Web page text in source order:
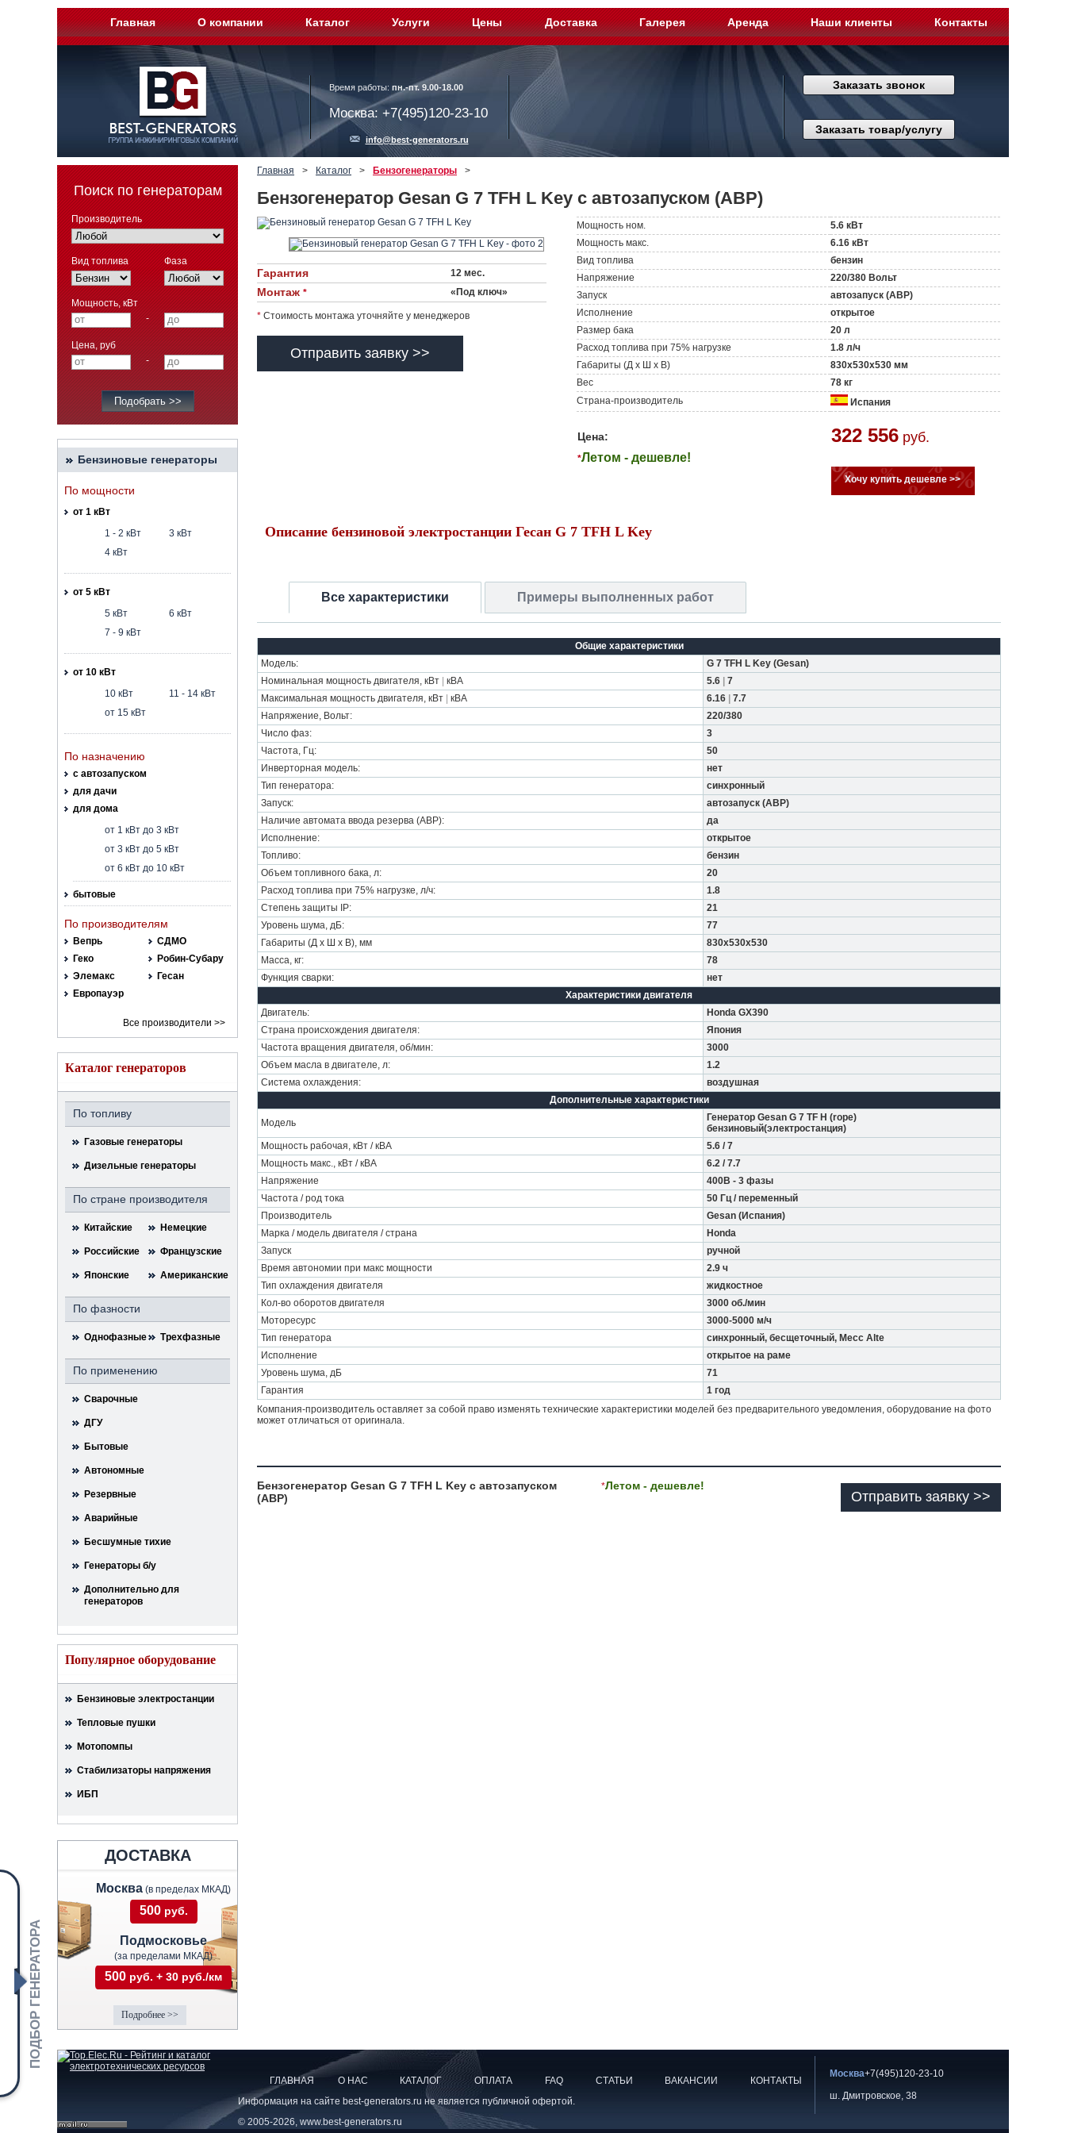
Главная О компании Каталог Услуги Цены Доставка Галерея Аренда Наши клиенты Контакты
Время работы: пн.-пт. 9.00-18.00
Москва: +7(495)120-23-10
info@best-generators.ru
Заказать звонок
Заказать товар/услугу
Поиск по генераторам
Производитель
Вид топлива Фаза
Мощность, кВт
-
Цена, руб
-
Бензиновые генераторы
По мощности
от 1 кВт
1 - 2 кВт
3 кВт
4 кВт
от 5 кВт
5 кВт
6 кВт
7 - 9 кВт
от 10 кВт
10 кВт
11 - 14 кВт
от 15 кВт
По назначению
с автозапуском
для дачи
для дома
от 1 кВт до 3 кВт
от 3 кВт до 5 кВт
от 6 кВт до 10 кВт
бытовые
По производителям
Вепрь
СДМО
Геко
Робин-Субару
Элемакс
Гесан
Европауэр
Все производители >>
Каталог генераторов
По топливу
Газовые генераторы
Дизельные генераторы
По стране производителя
Китайские Немецкие
Российские Французские
Японские Американские
По фазности
Однофазные Трехфазные
По применению
Сварочные
ДГУ
Бытовые
Автономные
Резервные
Аварийные
Бесшумные тихие
Генераторы б/у
Дополнительно для
генераторов
Популярное оборудование
Бензиновые электростанции
Тепловые пушки
Мотопомпы
Стабилизаторы напряжения
ИБП
ДОСТАВКА
Москва (в пределах МКАД)
500 руб.
Подмосковье
(за пределами МКАД)
500 руб. + 30 руб./км
Подробнее >>
Главная > Каталог > Бензогенераторы >
Бензогенератор Gesan G 7 TFH L Key с автозапуском (АВР)
Гарантия 12 мес.
Монтаж * «Под ключ»
* Стоимость монтажа уточняйте у менеджеров
Отправить заявку >>
Мощность ном.
5.6 кВт
Мощность макс.
6.16 кВт
Вид топлива
бензин
Напряжение
220/380 Вольт
Запуск
автозапуск (АВР)
Исполнение
открытое
Размер бака
20 л
Расход топлива при 75% нагрузке
1.8 л/ч
Габариты (Д х Ш х В)
830x530x530 мм
Вес
78 кг
Страна-производитель
Испания
Цена: 322 556 руб.
*Летом - дешевле!
Хочу купить дешевле >>
Описание бензиновой электростанции Гесан G 7 TFH L Key
Все характеристики Примеры выполненных работ
Общие характеристики
Модель:
G 7 TFH L Key (Gesan)
Номинальная мощность двигателя, кВт
кВА 5.6
7
Максимальная мощность двигателя, кВт
кВА 6.16
7.7
Напряжение, Вольт:
220/380
Число фаз:
3
Частота, Гц:
50
Инверторная модель:
нет
Тип генератора:
синхронный
Запуск:
автозапуск (АВР)
Наличие автомата ввода резерва (АВР):
да
Исполнение:
открытое
Топливо:
бензин
Объем топливного бака, л:
20
Расход топлива при 75% нагрузке, л/ч:
1.8
Степень защиты IP:
21
Уровень шума, дБ:
77
Габариты (Д х Ш х В), мм
830x530x530
Масса, кг:
78
Функция сварки:
нет
Характеристики двигателя
Двигатель:
Honda GX390
Страна происхождения двигателя:
Япония
Частота вращения двигателя, об/мин:
3000
Объем масла в двигателе, л:
1.2
Система охлаждения:
воздушная
Дополнительные характеристики
Модель
Генератор Gesan G 7 TF H (rope)
бензиновый(электростанция)
Мощность рабочая, кВт / кВА
5.6 / 7
Мощность макс., кВт / кВА
6.2 / 7.7
Напряжение
400В - 3 фазы
Частота / род тока
50 Гц / переменный
Производитель
Gesan (Испания)
Марка / модель двигателя / страна
Honda
Запуск
ручной
Время автономии при макс мощности
2.9 ч
Тип охлаждения двигателя
жидкостное
Кол-во оборотов двигателя
3000 об./мин
Моторесурс
3000-5000 м/ч
Тип генератора
синхронный, бесщеточный, Mecc Alte
Исполнение
открытое на раме
Уровень шума, дБ
71
Гарантия
1 год
Компания-производитель оставляет за собой право изменять технические характеристики моделей без предварительного уведомления, оборудование на фото
может отличаться от оригинала.
Бензогенератор Gesan G 7 TFH L Key с автозапуском
(АВР)
*Летом - дешевле!
Отправить заявку >>
Москва+7(495)120-23-10
ш. Дмитровское, 38
ГЛАВНАЯ О НАС КАТАЛОГ ОПЛАТА FAQ СТАТЬИ ВАКАНСИИ
КОНТАКТЫ
Информация на сайте best-generators.ru не является публичной офертой.
© 2005-2026, www.best-generators.ru
ПОДБОР ГЕНЕРАТОРА